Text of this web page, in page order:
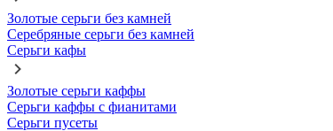
Золотые серьги без камней
Серебряные серьги без камней
Серьги кафы
Золотые серьги каффы
Серьги каффы с фианитами
Серьги пусеты